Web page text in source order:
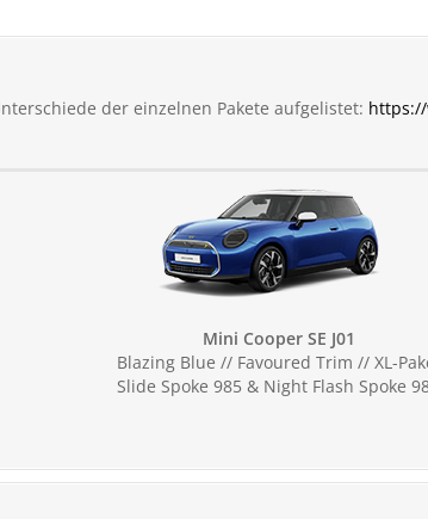
der einzelnen Pakete aufgelistet:
Mini Cooper SE J01
Blazing Blue // Favoured Trim // XL-
Slide Spoke 985 & Night Flash Spoke